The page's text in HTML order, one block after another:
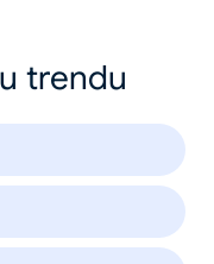
trendu